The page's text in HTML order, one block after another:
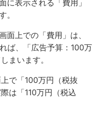
に表示される「費用」
。
上での「費用」は、
ば、「広告予算：100万
まいます。
で「100万円（税抜
は「110万円（税込